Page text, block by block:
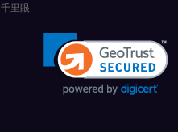
千里眼